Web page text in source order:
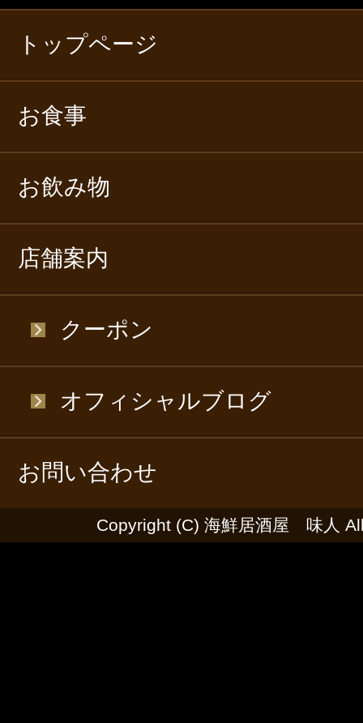
トップページ
お食事
お飲み物
店舗案内
クーポン
オフィシャルブログ
お問い合わせ
Copyright (C) 海鮮居酒屋 味人